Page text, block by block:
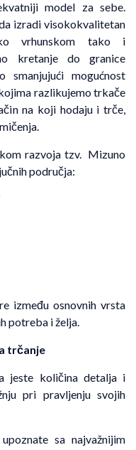
model za sebe.
izradi visokokvalitetan
vrhunskom tako i
kretanje do granice
smanjujući mogućnost
razlikujemo trkače
na koji hodaju i trče,
razvoja tzv. Mizuno
područja:
između osnovnih vrsta
potreba i želja.
trčanje
jeste količina detalja i
pri pravljenju svojih
sa najvažnijim